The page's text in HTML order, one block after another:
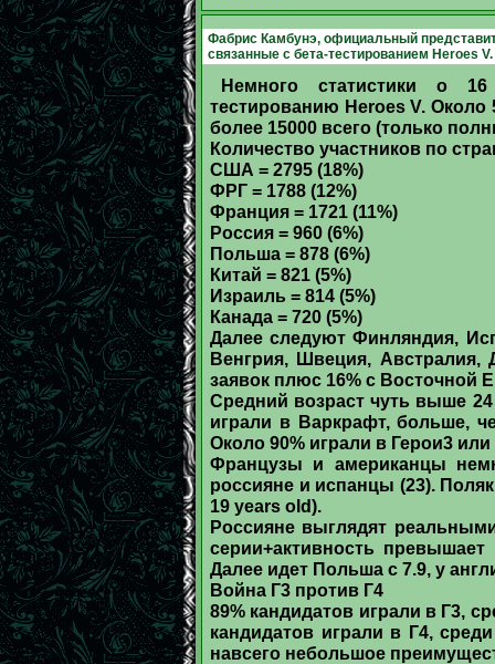
Фабрис Камбунэ, официальный
связанные с бета-тестированием Heroes V.
Немного статистики о
тестированию Heroes V.
более 15000 всего (только
Количество участников по
США = 2795 (18%)
ФРГ = 1788 (12%)
Франция = 1721 (11%)
Россия = 960 (6%)
Польша = 878 (6%)
Китай = 821 (5%)
Израиль = 814 (5%)
Канада = 720 (5%)
Далее следуют Финляндия,
Венгрия, Швеция, Австралия,
заявок плюс 16% с Восточной
Средний возраст чуть выше
играли в Варкрафт, больше,
Около 90% играли в Герои3 или
Французы и американцы
россияне и испанцы (23).
19 years old).
Россияне выглядят
серии+активность
Далее идет Польша с 7.9, у
Война Г3 против Г4
89% кандидатов играли в Г3,
кандидатов играли в Г4,
навсего небольшое